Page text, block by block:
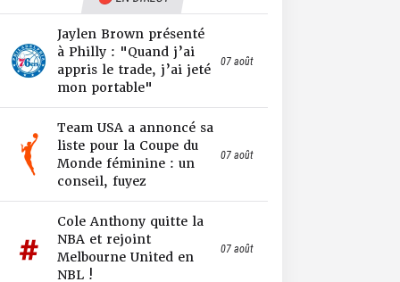
Jaylen Brown présenté
à Philly : "Quand j’ai
appris le trade, j’ai jeté
mon portable"
07 août
Team USA a annoncé sa
liste pour la Coupe du
Monde féminine : un
conseil, fuyez
07 août
Cole Anthony quitte la
NBA et rejoint
Melbourne United en
NBL !
07 août